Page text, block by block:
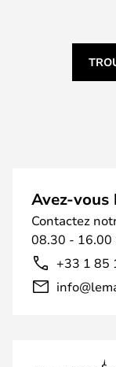
Avez-vous
Contactez
08.30 - 16.00
+33 1 85